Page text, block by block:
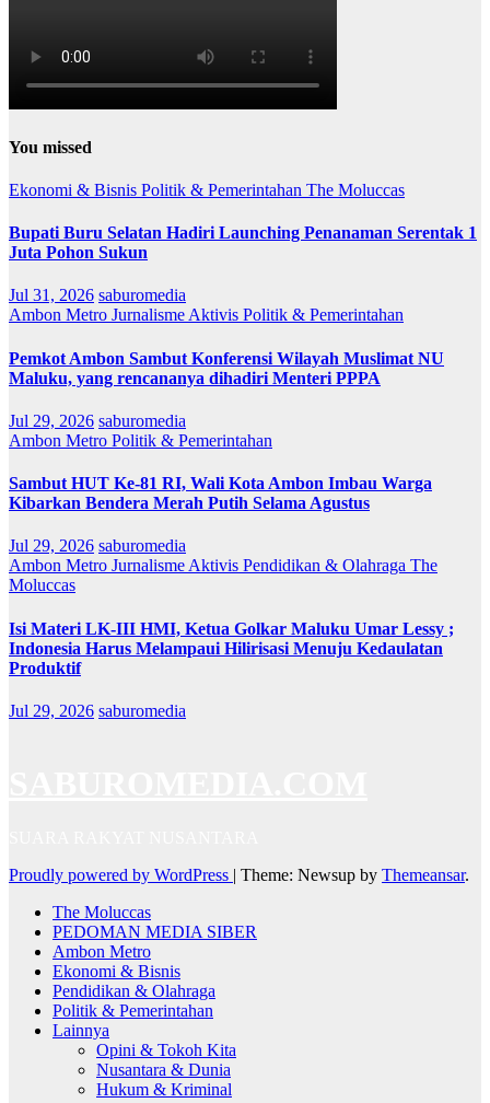
You missed
Ekonomi & Bisnis Politik & Pemerintahan The Moluccas
Bupati Buru Selatan Hadiri Launching Penanaman Serentak 1
Juta Pohon Sukun
Jul 31, 2026 saburomedia
Ambon Metro Jurnalisme Aktivis Politik & Pemerintahan
Pemkot Ambon Sambut Konferensi Wilayah Muslimat NU
Maluku, yang rencananya dihadiri Menteri PPPA
Jul 29, 2026 saburomedia
Ambon Metro Politik & Pemerintahan
Sambut HUT Ke-81 RI, Wali Kota Ambon Imbau Warga
Kibarkan Bendera Merah Putih Selama Agustus
Jul 29, 2026 saburomedia
Ambon Metro Jurnalisme Aktivis Pendidikan & Olahraga The
Moluccas
Isi Materi LK-III HMI, Ketua Golkar Maluku Umar Lessy ;
Indonesia Harus Melampaui Hilirisasi Menuju Kedaulatan
Produktif
Jul 29, 2026 saburomedia
Proudly powered by WordPress | Theme: Newsup by Themeansar.
The Moluccas
PEDOMAN MEDIA SIBER
Ambon Metro
Ekonomi & Bisnis
Pendidikan & Olahraga
Politik & Pemerintahan
Lainnya
Opini & Tokoh Kita
Nusantara & Dunia
Hukum & Kriminal